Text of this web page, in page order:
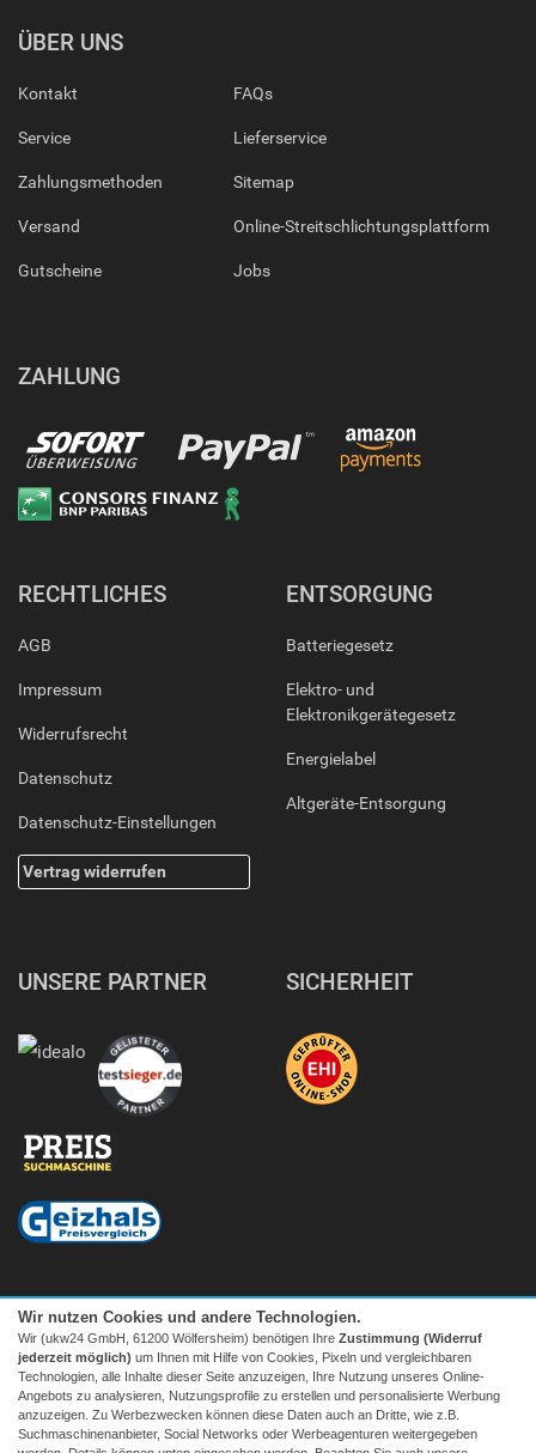
ÜBER UNS
Kontakt
Service
Zahlungsmethoden
Versand
Gutscheine
FAQs
Lieferservice
Sitemap
Online-Streitschlichtungsplattform
Jobs
ZAHLUNG
RECHTLICHES
AGB
Impressum
Widerrufsrecht
Datenschutz
Datenschutz-Einstellungen
Vertrag widerrufen
ENTSORGUNG
Batteriegesetz
Elektro- und
Elektronikgerätegesetz
Energielabel
Altgeräte-Entsorgung
UNSERE PARTNER SICHERHEIT
Facebook| twitter
Wir nutzen Cookies und andere Technologien.
Wir (ukw24 GmbH, 61200 Wölfersheim) benötigen Ihre Zustimmung (Widerruf
jederzeit möglich) um Ihnen mit Hilfe von Cookies, Pixeln und vergleichbaren
Technologien, alle Inhalte dieser Seite anzuzeigen, Ihre Nutzung unseres Online-
Angebots zu analysieren, Nutzungsprofile zu erstellen und personalisierte Werbung
anzuzeigen. Zu Werbezwecken können diese Daten auch an Dritte, wie z.B.
Suchmaschinenanbieter, Social Networks oder Werbeagenturen weitergegeben